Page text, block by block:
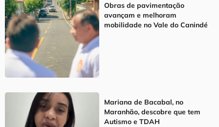
Obras de pavimentação
avançam e melhoram
mobilidade no Vale do Canindé
Mariana de Bacabal, no
Maranhão, descobre que tem
Autismo e TDAH